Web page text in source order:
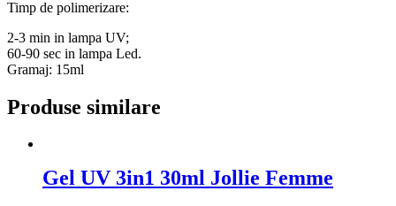
Timp de polimerizare:
2-3 min in lampa UV;
60-90 sec in lampa Led.
Gramaj: 15ml
Produse similare
Gel UV 3in1 30ml Jollie Femme